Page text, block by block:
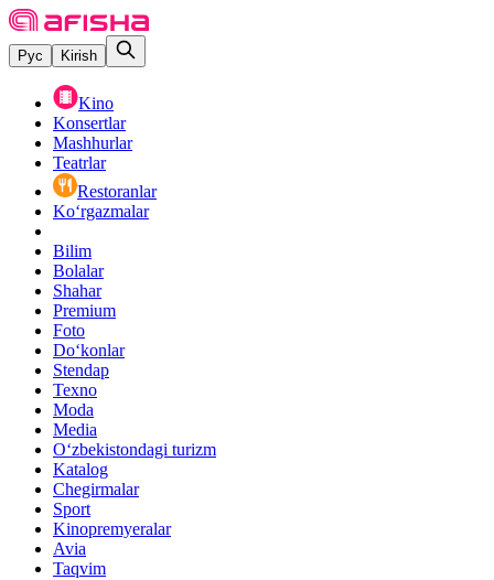
Рус Kirish
Kino
Konsertlar
Mashhurlar
Teatrlar
Restoranlar
Ko‘rgazmalar
Bilim
Bolalar
Shahar
Premium
Foto
Do‘konlar
Stendap
Texno
Moda
Media
O‘zbekistondagi turizm
Katalog
Chegirmalar
Sport
Kinopremyeralar
Avia
Taqvim